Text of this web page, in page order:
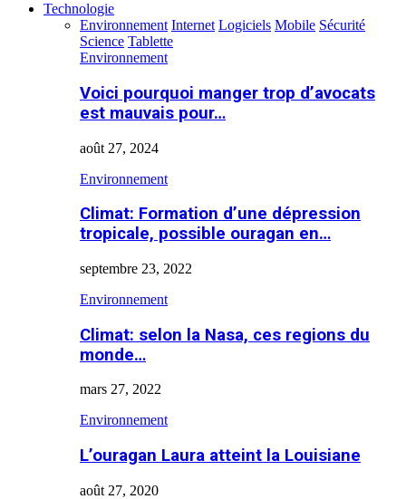
Technologie
Environnement Internet Logiciels Mobile Sécurité
Science Tablette
Environnement
Voici pourquoi manger trop d’avocats
est mauvais pour…
août 27, 2024
Environnement
Climat: Formation d’une dépression
tropicale, possible ouragan en…
septembre 23, 2022
Environnement
Climat: selon la Nasa, ces regions du
monde…
mars 27, 2022
Environnement
L’ouragan Laura atteint la Louisiane
août 27, 2020